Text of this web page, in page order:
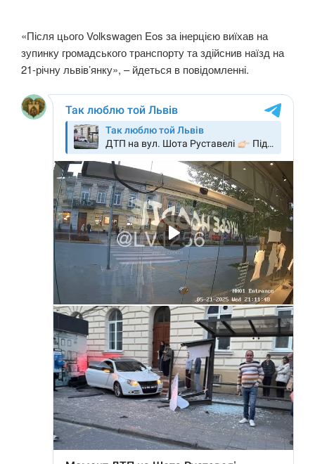
«Після цього Volkswagen Eos за інерцією виїхав на
зупинку громадського транспорту та здійснив наїзд на
21-річну львів’янку», – йдеться в повідомленні.